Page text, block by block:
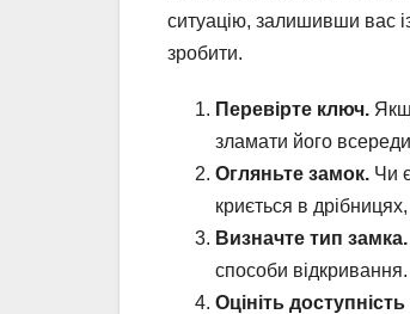
ситуацію, залишивши вас
зробити.
Перевірте ключ.
зламати його
Огляньте замок. Чи
криється в
Визначте тип замка.
способи відкривання.
Оцініть